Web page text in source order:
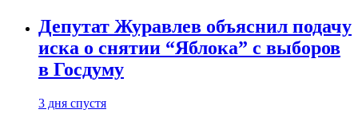
Депутат Журавлев объяснил подачу
иска о снятии “Яблока” с выборов
в Госдуму
3 дня спустя